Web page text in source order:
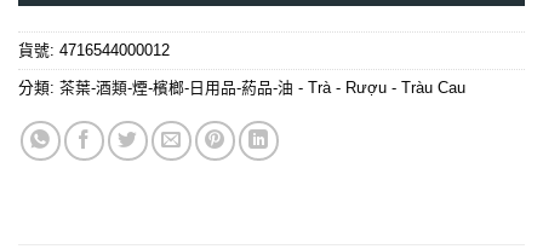
貨號: 4716544000012
分類: 茶葉-酒類-煙-檳榔-日用品-葯品-油 - Trà - Rượu - Tràu Cau